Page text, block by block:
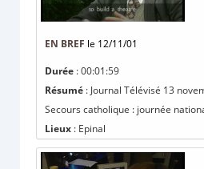
EN BREF le 12/11/01
Durée : 00:01:59
Résumé : Journal Télévisé 13
Secours catholique : journée
Lieux : Epinal